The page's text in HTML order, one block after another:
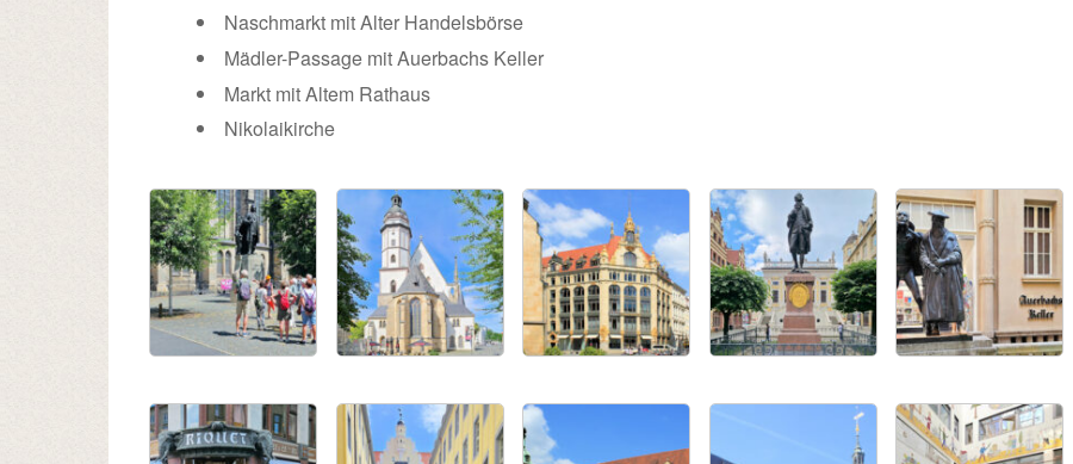
Naschmarkt mit Alter Handelsbörse
Mädler-Passage mit Auerbachs Keller
Markt mit Altem Rathaus
Nikolaikirche